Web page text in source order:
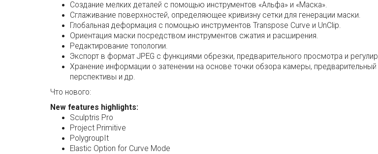
Создание мелких деталей с помощью инструментов «Альфа» и «Маска».
Сглаживание поверхностей, определяющее кривизну сетки для генерации маски.
Глобальная деформация с помощью инструментов Transpose Curve и UnClip.
Ориентация маски посредством инструментов сжатия и расширения.
Редактирование топологии.
Экспорт в формат JPEG с функциями обрезки, предварительного просмотра и
Хранение информации о затенении на основе точки обзора камеры,
перспективы и др.
Что нового:
New features highlights:
Sculptris Pro
Project Primitive
PolygroupIt
Elastic Option for Curve Mode